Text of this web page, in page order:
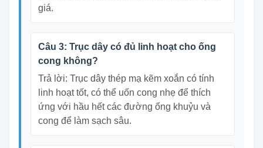
giá.
Câu 3: Trục dây có đủ linh hoạt cho ống
cong không?
Trả lời: Trục dây thép mạ kẽm xoắn có tính
linh hoạt tốt, có thể uốn cong nhẹ để thích
ứng với hầu hết các đường ống khuỷu và
cong để làm sạch sâu.